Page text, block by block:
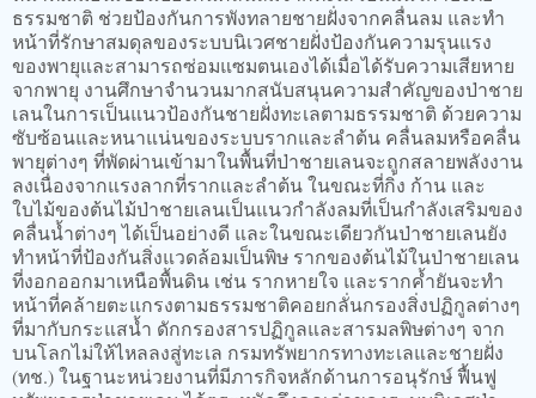
ธรรมชาติ ช่วยป้องกันการพังทลายชายฝั่งจากคลื่นลม และทำ
หน้าที่รักษาสมดุลของระบบนิเวศชายฝั่งป้องกันความรุนแรง
ของพายุและสามารถซ่อมแซมตนเองได้เมื่อได้รับความเสียหาย
จากพายุ งานศึกษาจำนวนมากสนับสนุนความสำคัญของป่าชาย
เลนในการเป็นแนวป้องกันชายฝั่งทะเลตามธรรมชาติ ด้วยความ
ซับซ้อนและหนาแน่นของระบบรากและลำต้น คลื่นลมหรือคลื่น
พายุต่างๆ ที่พัดผ่านเข้ามาในพื้นที่ป่าชายเลนจะถูกสลายพลังงาน
ลงเนื่องจากแรงลากที่รากและลำต้น ในขณะที่กิ่ง ก้าน และ
ใบไม้ของต้นไม้ป่าชายเลนเป็นแนวกำลังลมที่เป็นกำลังเสริมของ
คลื่นน้ำต่างๆ ได้เป็นอย่างดี และในขณะเดียวกันป่าชายเลนยัง
ทำหน้าที่ป้องกันสิ่งแวดล้อมเป็นพิษ รากของต้นไม้ในป่าชายเลน
ที่งอกออกมาเหนือพื้นดิน เช่น รากหายใจ และรากค้ำยันจะทำ
หน้าที่คล้ายตะแกรงตามธรรมชาติคอยกลั่นกรองสิ่งปฏิกูลต่างๆ
ที่มากับกระแสน้ำ ดักกรองสารปฏิกูลและสารมลพิษต่างๆ จาก
บนโลกไม่ให้ไหลลงสู่ทะเล กรมทรัพยากรทางทะเลและชายฝั่ง
(ทช.) ในฐานะหน่วยงานที่มีภารกิจหลักด้านการอนุรักษ์ ฟื้นฟู